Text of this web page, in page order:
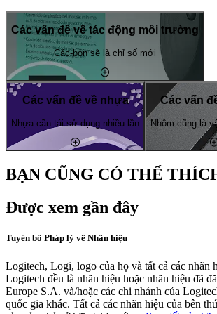
Các vấn đề về tác động môi trường
Các-bon sẽ là chỉ số mới
Các vấn đề về nhựa
Nhựa cần tái sử dụng nhiều lần
Các vấn
Nhôm cũng là
BẠN CŨNG CÓ THỂ
Được xem gần đây
Tuyên bố Pháp lý về Nhãn hiệu
Logitech, Logi, logo của họ và tất cả các nhãn
Logitech đều là nhãn hiệu hoặc nhãn hiệu đã
Europe S.A. và/hoặc các chi nhánh của
quốc gia khác. Tất cả các nhãn hiệu của bên